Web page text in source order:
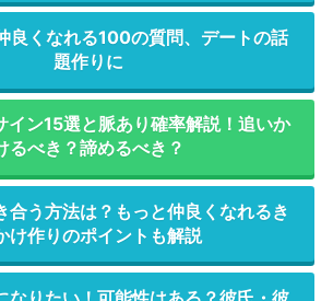
良くなれる100の質問、デートの話
題作りに
イン15選と脈あり確率解説！追いか
るべき？諦めるべき？
合う方法は？もっと仲良くなれるき
け作りのポイントも解説